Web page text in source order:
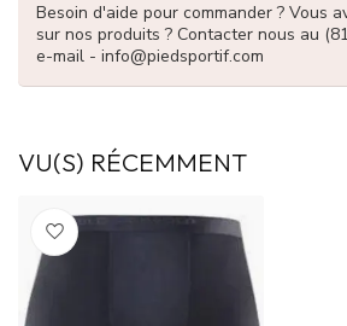
Besoin d'aide pour commander ? Vous
sur nos produits ? Contacter nous au
e-mail - info@piedsportif.com
VU(S) RÉCEMMENT